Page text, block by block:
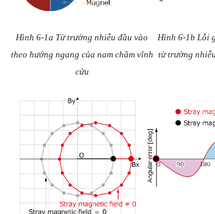
Hình 6-1a Từ trường nhiễu đầu vào
theo hướng ngang của nam châm vĩnh
cửu
Hình 6-1b Lỗi
từ trường